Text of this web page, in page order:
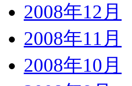
2008年12月
2008年11月
2008年10月